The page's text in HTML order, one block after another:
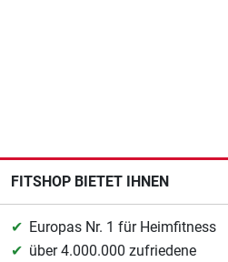
FITSHOP BIETET IHNEN
Europas Nr. 1 für Heimfitness
über 4.000.000 zufriedene